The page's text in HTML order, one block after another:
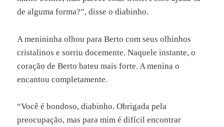
de alguma forma?”, disse o diabinho.
A menininha olhou para Berto com seus olhinhos
cristalinos e sorriu docemente. Naquele instante, o
coração de Berto bateu mais forte. A menina o
encantou completamente.
“Você é bondoso, diabinho. Obrigada pela
preocupação, mas para mim é difícil encontrar